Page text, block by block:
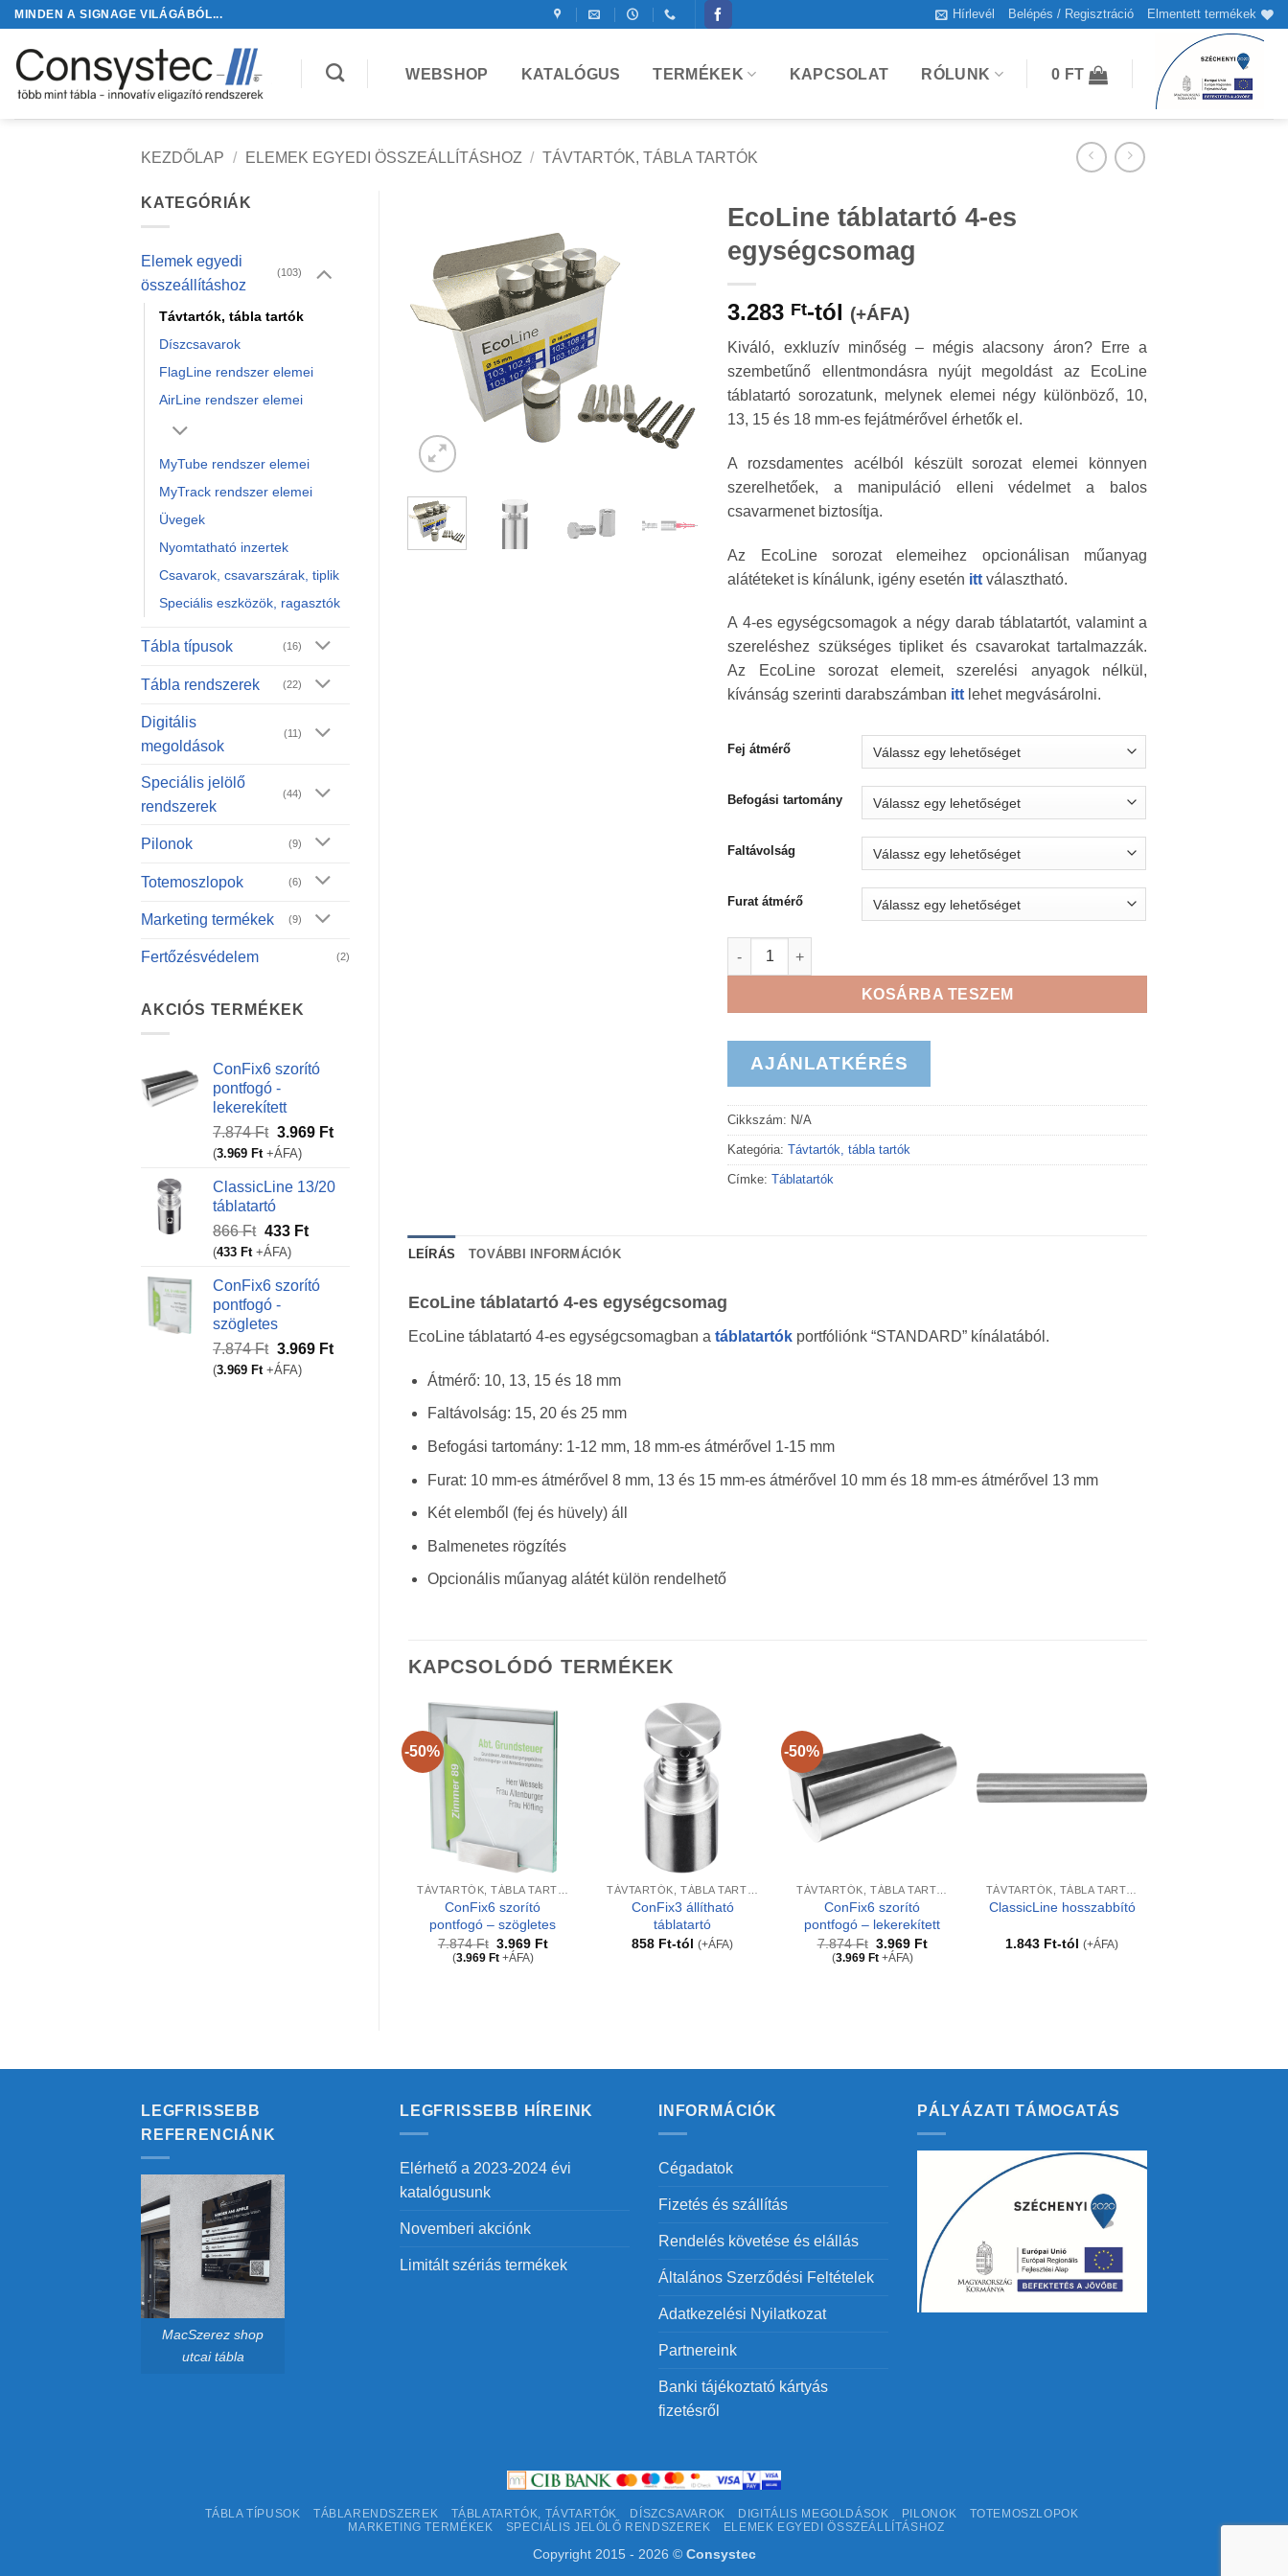
Skip
content
MINDEN A SIGNAGE VILÁGÁBÓL... Hírlevél Belépés / Regisztráció Elmentett termékek
WEBSHOP KATALÓGUS TERMÉKEK KAPCSOLAT RÓLUNK 0 FT
KEZDŐLAP / ELEMEK EGYEDI ÖSSZEÁLLÍTÁSHOZ / TÁVTARTÓK, TÁBLA TARTÓK
KATEGÓRIÁK
Elemek egyedi
összeállításhoz
(103)
Távtartók, tábla tartók
Díszcsavarok
FlagLine rendszer elemei
AirLine rendszer elemei
MyTube rendszer elemei
MyTrack rendszer elemei
Üvegek
Nyomtatható inzertek
Csavarok, csavarszárak, tiplik
Speciális eszközök, ragasztók
Tábla típusok (16)
Tábla rendszerek (22)
Digitális
megoldások
(11)
Speciális jelölő
rendszerek
(44)
Pilonok (9)
Totemoszlopok (6)
Marketing termékek (9)
Fertőzésvédelem (2)
AKCIÓS TERMÉKEK
ConFix6 szorító
pontfogó -
lekerekített
7.874Ft Original
price
7.874 Ft.
3.969 FtCurrent
3.969 Ft.
(3.969 Ft +ÁFA)
ClassicLine 13/20
táblatartó
866Ft Original
price
866 Ft.
433 FtCurrent
433 Ft.
(433 Ft +ÁFA)
ConFix6 szorító
pontfogó -
szögletes
7.874Ft Original
price
3.969 FtCurrent
(3.969 Ft +ÁFA)
EcoLine táblatartó 4-es
egységcsomag
3.283 Ft-tól (+ÁFA)
Kiváló, exkluzív minőség – mégis alacsony áron? Erre a
szembetűnő ellentmondásra nyújt megoldást az EcoLine
táblatartó sorozatunk, melynek elemei négy különböző, 10,
13, 15 és 18 mm-es fejátmérővel érhetők el.
A rozsdamentes acélból készült sorozat elemei könnyen
szerelhetőek, a manipuláció elleni védelmet a balos
csavarmenet biztosítja.
Az EcoLine sorozat elemeihez opcionálisan műanyag
alátéteket is kínálunk, igény esetén itt választható.
A 4-es egységcsomagok a négy darab táblatartót, valamint a
szereléshez szükséges tipliket és csavarokat tartalmazzák.
Az EcoLine sorozat elemeit, szerelési anyagok nélkül,
kívánság szerinti darabszámban itt lehet megvásárolni.
Fej átmérő
Befogási tartomány
Faltávolság
Furat átmérő
EcoLine táblatartó 4-es egységcsomag mennyiség
KOSÁRBA TESZEM
AJÁNLATKÉRÉS
Cikkszám: N/A
Kategória:Távtartók, tábla tartók
Címke:Táblatartók
LEÍRÁS TOVÁBBI INFORMÁCIÓK
EcoLine táblatartó 4-es egységcsomag
EcoLine táblatartó 4-es egységcsomagban a táblatartókportfóliónk “STANDARD” kínálatából.
Átmérő: 10, 13, 15 és 18 mm
Faltávolság: 15, 20 és 25 mm
Befogási tartomány: 1-12 mm, 18 mm-es átmérővel 1-15 mm
Furat: 10 mm-es átmérővel 8 mm, 13 és 15 mm-es átmérővel 10 mm és 18 mm-es átmérővel 13 mm
Két elemből (fej és hüvely) áll
Balmenetes rögzítés
Opcionális műanyag alátét külön rendelhető
KAPCSOLÓDÓ TERMÉKEK
-50%
ConFix6 szorító
pontfogó – szögletes
7.874Ft Original
price
3.969 FtCurrent
(3.969 Ft+ÁFA)
ConFix3 állítható
táblatartó
858 Ft-tól(+ÁFA)
-50%
ConFix6 szorító
pontfogó – lekerekített
7.874Ft Original
price
3.969 FtCurrent
(3.969 Ft+ÁFA)
ClassicLine hosszabbító
1.843 Ft-tól(+ÁFA)
LEGFRISSEBB
REFERENCIÁNK
MacSzerez shop
utcai tábla
LEGFRISSEBB HÍREINK
Elérhető a 2023-2024 évi
katalógusunk
Novemberi akciónk
Limitált szériás termékek
INFORMÁCIÓK
Cégadatok
Fizetés és szállítás
Rendelés követése és elállás
Általános Szerződési Feltételek
Adatkezelési Nyilatkozat
Partnereink
Banki tájékoztató kártyás
fizetésről
PÁLYÁZATI TÁMOGATÁS
TÁBLA TÍPUSOK TÁBLARENDSZEREK TÁBLATARTÓK, TÁVTARTÓK DÍSZCSAVAROK DIGITÁLIS MEGOLDÁSOK PILONOK
TOTEMOSZLOPOK
MARKETING TERMÉKEK
SPECIÁLIS JELÖLŐ RENDSZEREK ELEMEK EGYEDI ÖSSZEÁLLÍTÁSHOZ
Copyright 2015 - 2026 © Consystec